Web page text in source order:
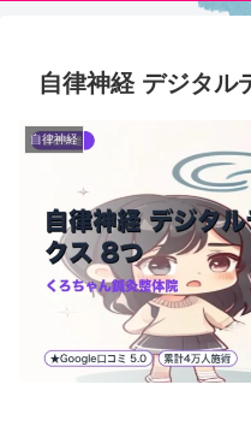
自律神経 デジタル
自律神経